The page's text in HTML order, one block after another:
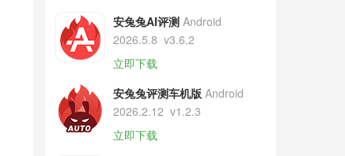
安兔兔AI评测 Android
2026.5.8 v3.6.2
立即下载
安兔兔评测车机版 Android
2026.2.12 v1.2.3
立即下载